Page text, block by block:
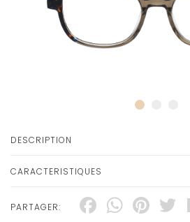
DESCRIPTION
CARACTERISTIQUES
PARTAGER: